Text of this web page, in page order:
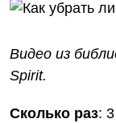
Видео из
Spirit.
Сколько раз: